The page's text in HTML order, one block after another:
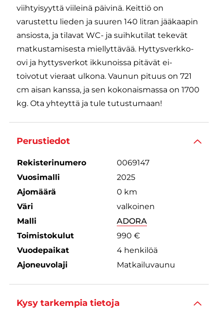
viihtyisyyttä viileinä päivinä. Keittiö on
varustettu lieden ja suuren 140 litran jääkaapin
ansiosta, ja tilavat WC- ja suihkutilat tekevät
matkustamisesta miellyttävää. Hyttysverkko-
ovi ja hyttysverkot ikkunoissa pitävät ei-
toivotut vieraat ulkona. Vaunun pituus on 721
cm aisan kanssa, ja sen kokonaismassa on 1700
kg. Ota yhteyttä ja tule tutustumaan!
Perustiedot
Rekisterinumero
0069147
Vuosimalli
2025
Ajomäärä
0 km
Väri
valkoinen
Malli
ADORA
Toimistokulut
990 €
Vuodepaikat
4 henkilöä
Ajoneuvolaji
Matkailuvaunu
Kysy tarkempia tietoja